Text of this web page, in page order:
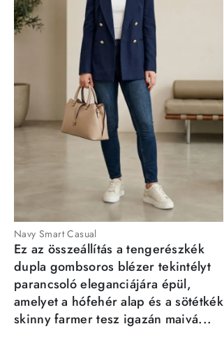
Navy Smart Casual
Ez az összeállítás a tengerészkék
dupla gombsoros blézer tekintélyt
parancsoló eleganciájára épül,
amelyet a hófehér alap és a sötétkék
skinny farmer tesz igazán maivá...